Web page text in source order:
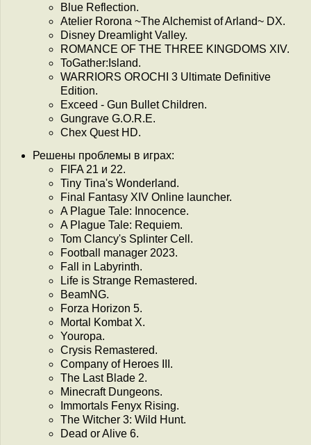
Blue Reflection.
Atelier Rorona ~The Alchemist of Arland~ DX.
Disney Dreamlight Valley.
ROMANCE OF THE THREE KINGDOMS XIV.
ToGather:Island.
WARRIORS OROCHI 3 Ultimate Definitive
Edition.
Exceed - Gun Bullet Children.
Gungrave G.O.R.E.
Chex Quest HD.
Решены проблемы в играх:
FIFA 21 и 22.
Tiny Tina's Wonderland.
Final Fantasy XIV Online launcher.
A Plague Tale: Innocence.
A Plague Tale: Requiem.
Tom Clancy's Splinter Cell.
Football manager 2023.
Fall in Labyrinth.
Life is Strange Remastered.
BeamNG.
Forza Horizon 5.
Mortal Kombat X.
Youropa.
Crysis Remastered.
Company of Heroes III.
The Last Blade 2.
Minecraft Dungeons.
Immortals Fenyx Rising.
The Witcher 3: Wild Hunt.
Dead or Alive 6.